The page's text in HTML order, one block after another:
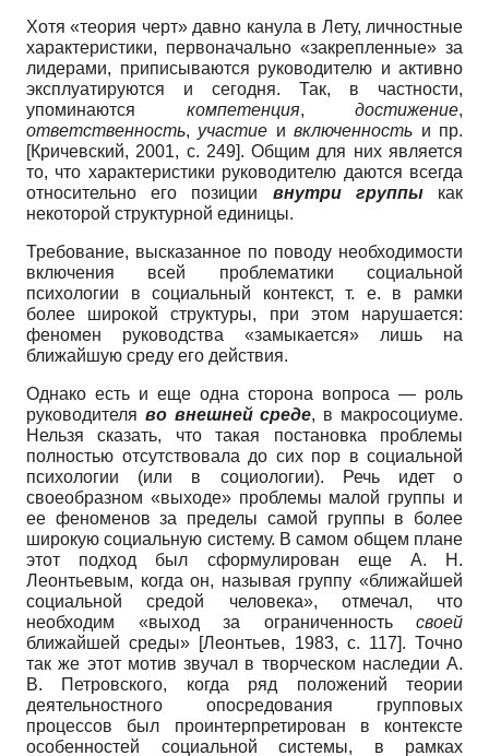
Хотя «теория черт» давно канула в Лету, личностные
характеристики, пер­воначально «закрепленные» за
лидера­ми, приписываются руководителю и ак­тивно
эксплуатируются и сегодня. Так, в частности,
упоминаются компетен­ция, достижение,
ответственность, участие ивключенность и пр.
[Кричевский, 2001, с. 249]. Общим для них является
то, что харак­теристики руководителю даются всегда
относительно его позиции внутри группыкак
некоторой структурной единицы.
Требование, высказанное по поводу необходимости
включения всей пробле­матики социальной
психологии в соци­альный контекст, т. е. в рамки
более ши­рокой структуры, при этом нарушается:
феномен руководства «замыкается» лишь на
ближайшую среду его дейст­вия.
Однако есть и еще одна сторона во­проса — роль
руководителя во внешней среде, в макросоциуме.
Нельзя сказать, что такая постановка проблемы
полно­стью отсутствовала до сих пор в соци­альной
психологии (или в социологии). Речь идет о
своеобразном «выходе» про­блемы малой группы и
ее феноменов за пределы самой группы в более
широкую социальную систему. В самом общем плане
этот подход был сформулирован еще А. Н.
Леонтьевым, когда он, называя группу «ближайшей
социальной средой человека», отмечал, что
необходим «вы­ход за ограниченность своей
ближайшей среды» [Леонтьев, 1983, с. 117]. Точно
так же этот мо­тив звучал в творческом наследии А.
В. Петровского, когда ряд положений теории
деятельностного опосредования групповых
процессов был проинтерпре­тирован в контексте
особенностей соци­альной системы, в рамках